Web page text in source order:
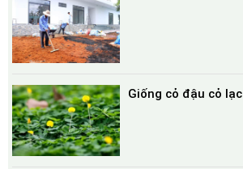
Giống cỏ đậu cỏ lạc